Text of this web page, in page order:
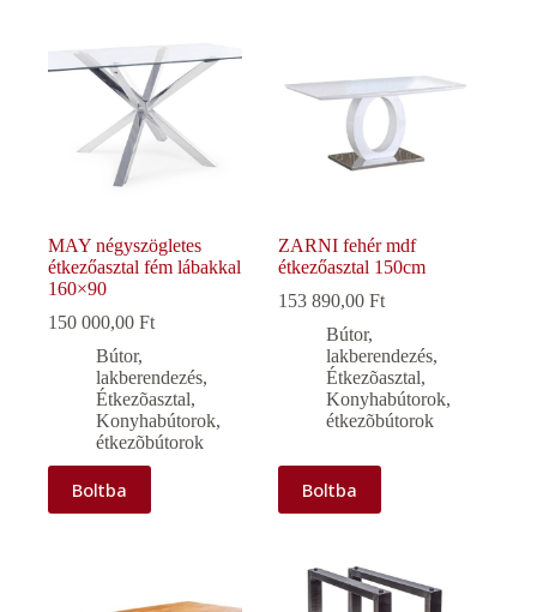
MAY négyszögletes
étkezőasztal fém lábakkal
160×90
150 000,00 Ft
Bútor,
lakberendezés,
Étkezõasztal,
Konyhabútorok,
étkezõbútorok
Boltba
ZARNI fehér mdf
étkezőasztal 150cm
153 890,00Ft
Bútor,
lakberendezés,
Étkezõasztal,
Konyhabútorok,
étkezõbútorok
Boltba